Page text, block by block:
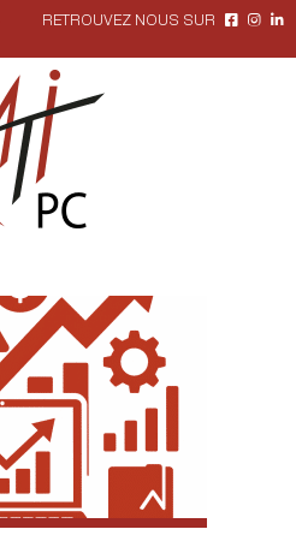
RETROUVEZ NOUS SUR